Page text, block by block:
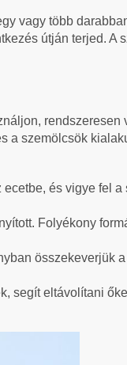
vagy több
útján terjed. A
rendszeresen
a szemölcsök
és vigye fel
Folyékony
összekeverjük
segít eltávolítani